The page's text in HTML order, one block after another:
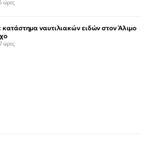
ώρες
ναυτιλιακών ειδών στον Άλιμο
ώρες